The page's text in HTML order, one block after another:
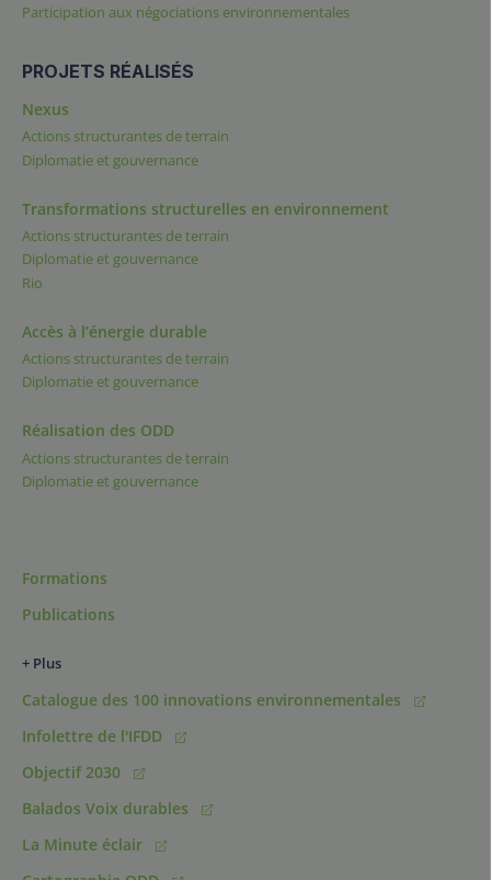
Participation aux négociations environnementales
PROJETS RÉALISÉS
Nexus
Actions structurantes de terrain
Diplomatie et gouvernance
Transformations structurelles en environnement
Actions structurantes de terrain
Diplomatie et gouvernance
Rio
Accès à l’énergie durable
Actions structurantes de terrain
Diplomatie et gouvernance
Réalisation des ODD
Actions structurantes de terrain
Diplomatie et gouvernance
Formations
Publications
+ Plus
Catalogue des 100 innovations environnementales
Infolettre de l'IFDD
Objectif 2030
Balados Voix durables
La Minute éclair